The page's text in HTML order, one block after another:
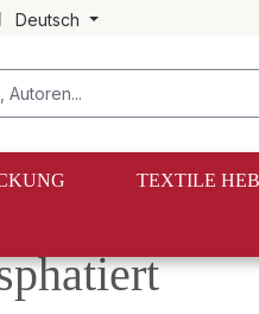
Deutsch
TEXTILE